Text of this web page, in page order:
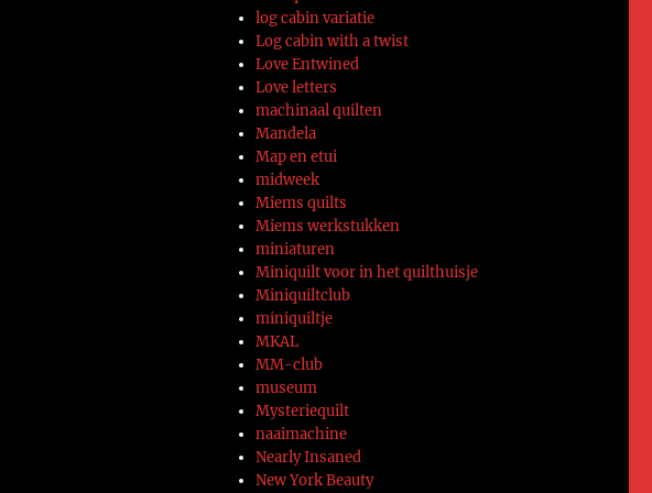
log cabin variatie
Log cabin with a twist
Love Entwined
Love letters
machinaal quilten
Mandela
Map en etui
midweek
Miems quilts
Miems werkstukken
miniaturen
Miniquilt voor in het quilthuisje
Miniquiltclub
miniquiltje
MKAL
MM-club
museum
Mysteriequilt
naaimachine
Nearly Insaned
New York Beauty